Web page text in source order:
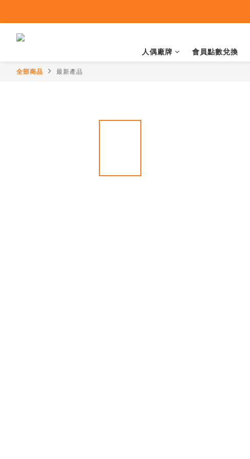
人偶廠牌
會員點數兌換
全部商品 最新產品